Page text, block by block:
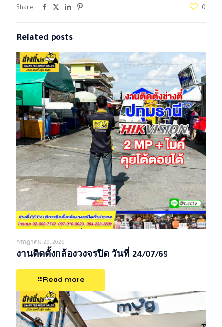
Share 0
Related posts
กรกฎาคม 29, 2026
งานติดตั้งกล้องวงจรปิด วันที่ 24/07/69
Read more